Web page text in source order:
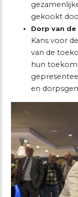
gekookt
Dorp van
Kans voor
van de
hun
en